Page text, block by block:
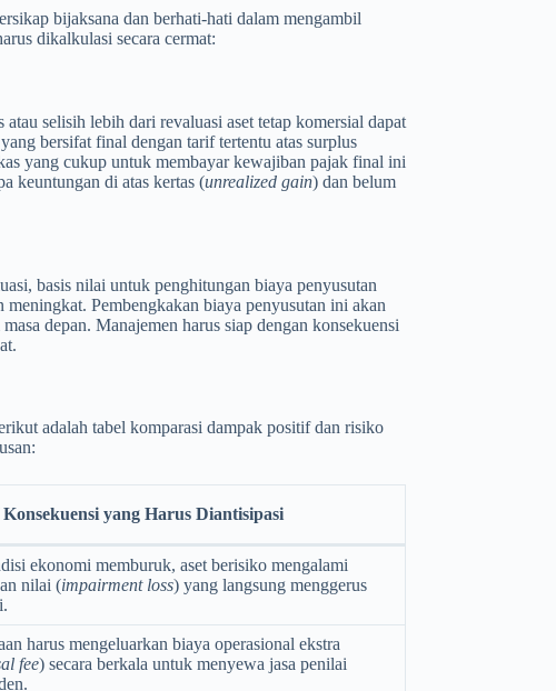
bijaksana dan berhati-hati dalam mengambil
dikalkulasi secara cermat:
selisih lebih dari revaluasi aset tetap komersial dapat
bersifat final dengan tarif tertentu atas surplus
yang cukup untuk membayar kewajiban pajak final ini
keuntungan di atas kertas (unrealized gain) dan belum
basis nilai untuk penghitungan biaya penyusutan
Pembengkakan biaya penyusutan ini akan
depan. Manajemen harus siap dengan konsekuensi
adalah tabel komparasi dampak positif dan risiko
yang Harus Diantisipasi
ekonomi memburuk, aset berisiko mengalami
nilai (impairment loss) yang langsung menggerus
harus mengeluarkan biaya operasional ekstra
fee) secara berkala untuk menyewa jasa penilai